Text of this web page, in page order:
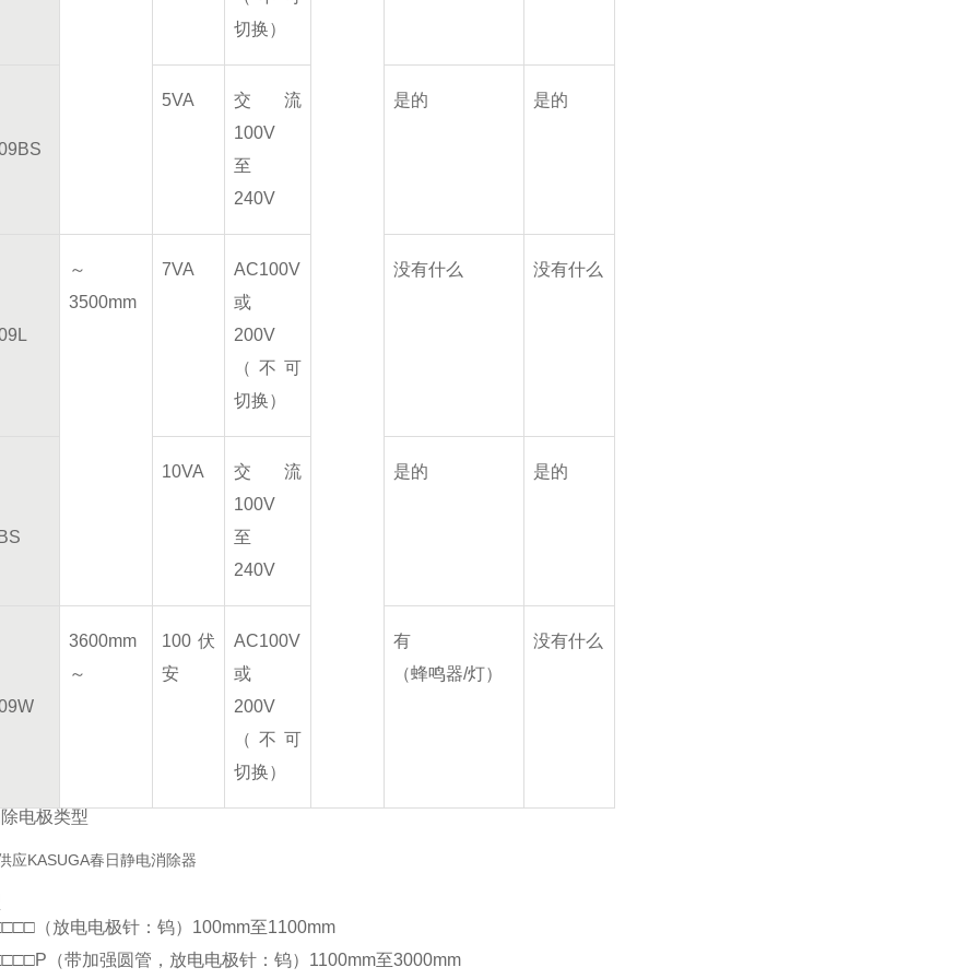
切换）
5VA
交流
100V
至
240V
是的 是的
～
3500mm
7VA
AC100V
或
200V
（不可
切换）
没有什么 没有什么
10VA
交流
100V
至
240V
是的 是的
3600mm
～
100伏
安
AC100V
或
200V
（不可
切换）
有
（蜂鸣器/灯）
没有什么
电极类型
（放电电极针：钨）100mm至1100mm
（带加强圆管，放电电极针：钨）1100mm至3000mm